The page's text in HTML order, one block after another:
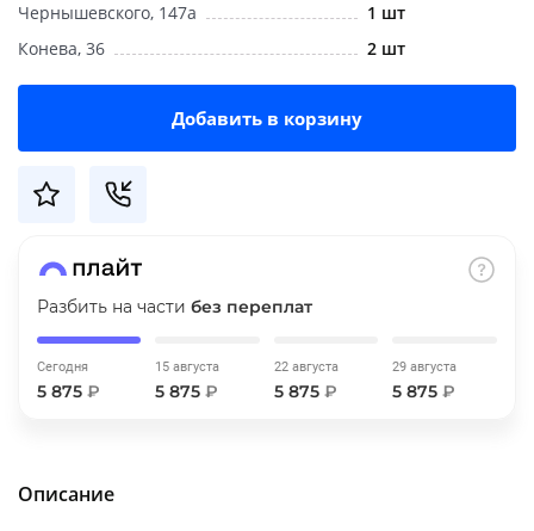
Чернышевского, 147а
1 шт
Конева, 36
2 шт
Добавить в корзину
Разбить на части без переплат
Сегодня
5 875 ₽
15 августа
5 875 ₽
22 августа
5 875 ₽
29 августа
5 875₽
Описание
Оставшиеся75% будут
списыватьсяс вашей карты
каждые 2 недели
об оплате Плайтом
25
Остались вопросы?